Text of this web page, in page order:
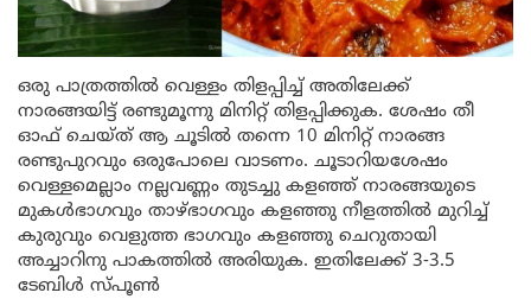
ഒരു പാത്രത്തിൽ വെള്ളം തിളപ്പിച്ച് അതിലേക്ക്
നാരങ്ങയിട്ട് രണ്ടുമൂന്നു മിനിറ്റ് തിളപ്പിക്കുക. ശേഷം തീ
ഓഫ് ചെയ്ത് ആ ചൂടിൽ തന്നെ 10 മിനിറ്റ് നാരങ്ങ
രണ്ടുപുറവും ഒരുപോലെ വാടണം. ചൂടാറിയശേഷം
വെള്ളമെല്ലാം നല്ലവണ്ണം തുടച്ചു കളഞ്ഞ് നാരങ്ങയുടെ
മുകൾഭാഗവും താഴ്ഭാഗവും കളഞ്ഞു നീളത്തിൽ മുറിച്ച്
കുരുവും വെളുത്ത ഭാഗവും കളഞ്ഞു ചെറുതായി
അച്ചാറിനു പാകത്തിൽ അരിയുക. ഇതിലേക്ക് 3-3.5
ടേബിൾ സ്പൂൺ